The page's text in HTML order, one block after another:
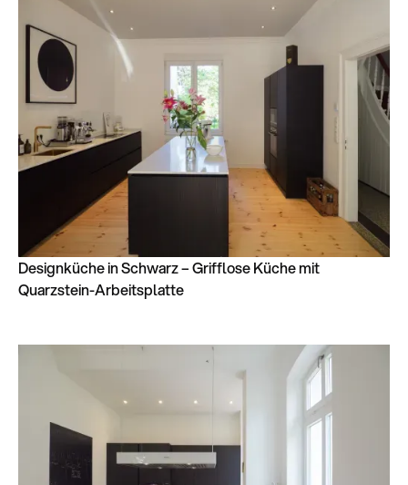
Designküche in Schwarz – Grifflose Küche mit
Quarzstein-Arbeitsplatte